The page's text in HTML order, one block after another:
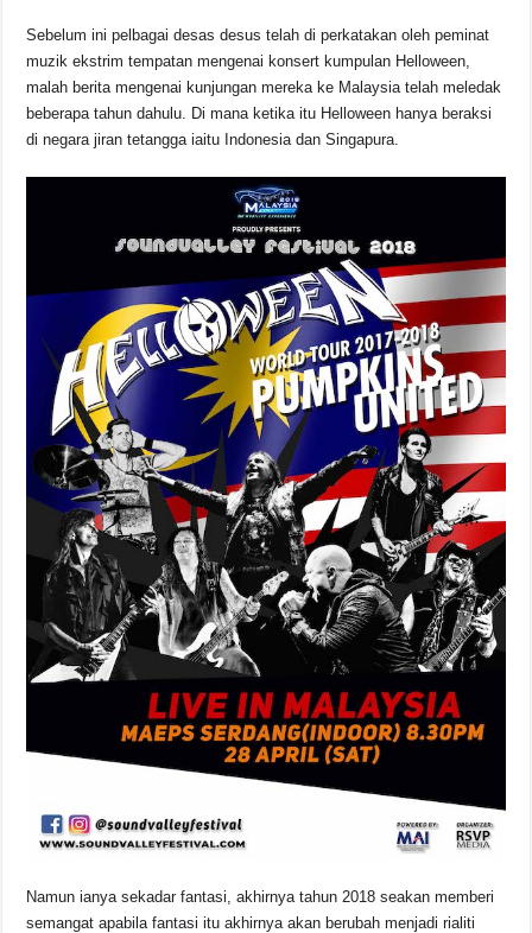
Sebelum ini pelbagai desas desus telah di perkatakan oleh peminat
muzik ekstrim tempatan mengenai konsert kumpulan Helloween,
malah berita mengenai kunjungan mereka ke Malaysia telah meledak
beberapa tahun dahulu. Di mana ketika itu Helloween hanya beraksi
di negara jiran tetangga iaitu Indonesia dan Singapura.
Namun ianya sekadar fantasi, akhirnya tahun 2018 seakan memberi
semangat apabila fantasi itu akhirnya akan berubah menjadi rialiti